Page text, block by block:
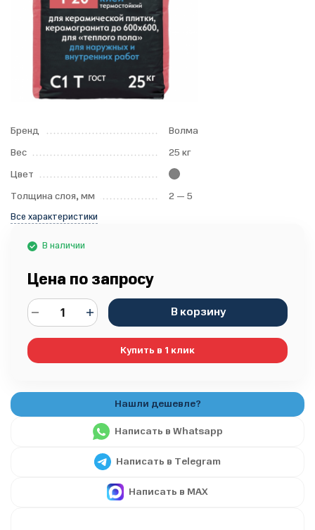
Бренд
Волма
Вес
25 кг
Цвет
Толщина слоя, мм
2 — 5
Все характеристики
В наличии
Цена по запросу
В корзину
Купить в 1 клик
Написать в Whatsapp
Написать в Telegram
Написать в MAX